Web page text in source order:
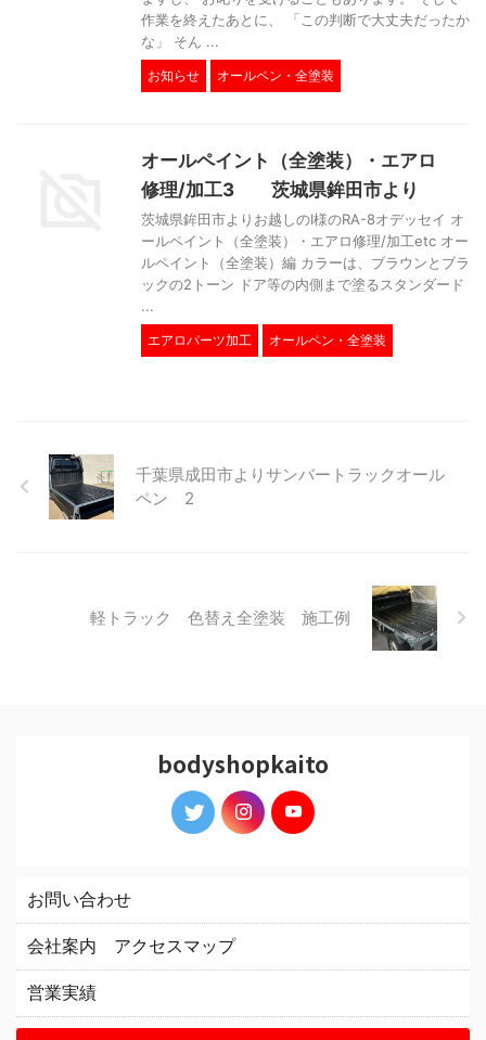
作業を終えたあとに、 「この判断で大丈夫だったか
な」 そん ...
お知らせ オールペン・全塗装
オールペイント（全塗装）・エアロ
修理/加工3 茨城県鉾田市より
茨城県鉾田市よりお越しのI様のRA-8オデッセイ オ
ールペイント（全塗装）・エアロ修理/加工etc オー
ルペイント（全塗装）編 カラーは、ブラウンとブラ
ックの2トーン ドア等の内側まで塗るスタンダード
...
エアロパーツ加工 オールペン・全塗装
千葉県成田市よりサンバートラックオール
ペン 2
軽トラック 色替え全塗装 施工例
bodyshopkaito
お問い合わせ
会社案内 アクセスマップ
営業実績